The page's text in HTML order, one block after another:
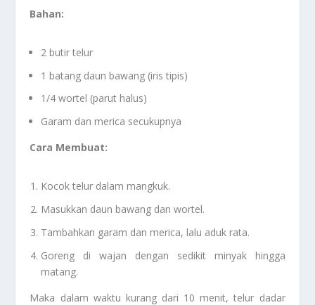
Bahan:
2 butir telur
1 batang daun bawang (iris tipis)
1/4 wortel (parut halus)
Garam dan merica secukupnya
Cara Membuat:
Kocok telur dalam mangkuk.
Masukkan daun bawang dan wortel.
Tambahkan garam dan merica, lalu aduk rata.
Goreng di wajan dengan sedikit minyak hingga
matang.
Maka dalam waktu kurang dari 10 menit, telur dadar